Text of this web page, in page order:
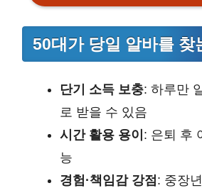
50대가 당일 알바를 찾
단기 소득 보충: 하루만
로 받을 수 있음
시간 활용 용이 : 은퇴 후
능
경험·책임감 강점 : 중장